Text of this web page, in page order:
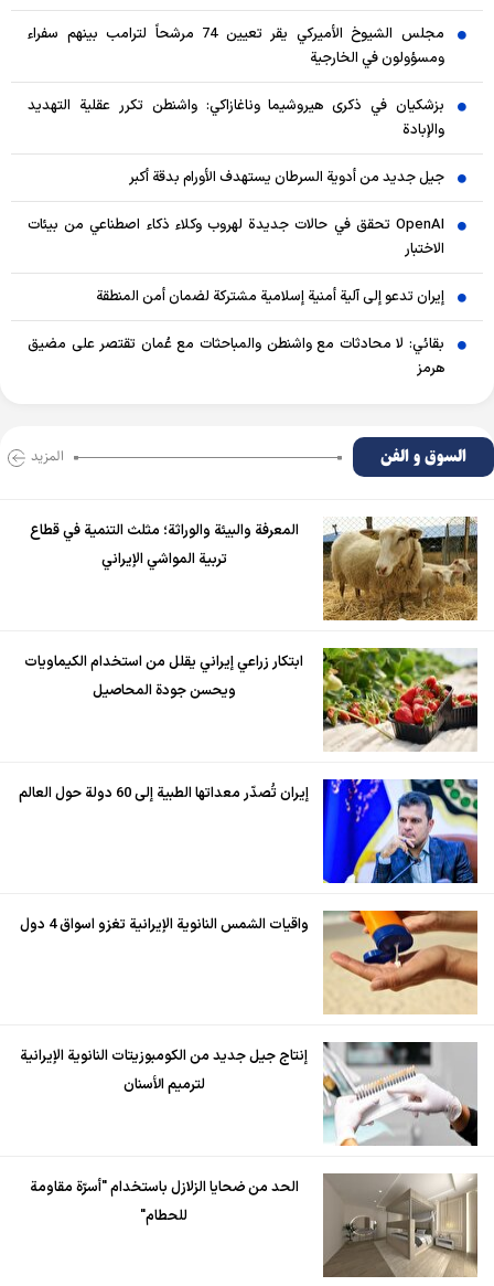
مجلس الشيوخ الأميركي يقر تعيين 74 مرشحاً لترامب بينهم سفراء
ومسؤولون في الخارجية
بزشكيان في ذكرى هيروشيما وناغازاكي: واشنطن تكرر عقلية التهديد
والإبادة
جيل جديد من أدوية السرطان يستهدف الأورام بدقة أكبر
OpenAI تحقق في حالات جديدة لهروب وكلاء ذكاء اصطناعي من بيئات
الاختبار
إيران تدعو إلى آلية أمنية إسلامية مشتركة لضمان أمن المنطقة
بقائي: لا محادثات مع واشنطن والمباحثات مع عُمان تقتصر على مضيق
هرمز
السوق و الفن المزید
المعرفة والبيئة والوراثة؛ مثلث التنمية في قطاع
تربية المواشي الإيراني
ابتكار زراعي إيراني يقلل من استخدام الكيماويات
ويحسن جودة المحاصيل
إيران تُصدّر معداتها الطبية إلى 60 دولة حول العالم
واقيات الشمس النانوية الإيرانية تغزو اسواق 4 دول
إنتاج جيل جديد من الكومبوزيتات النانوية الإيرانية
لترميم الأسنان
الحد من ضحايا الزلازل باستخدام "أسرّة مقاومة
للحطام"